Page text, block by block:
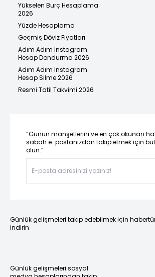
Yükselen Burç Hesaplama
2026
Yüzde Hesaplama
Geçmiş Döviz Fiyatları
Adım Adım Instagram
Hesap Dondurma 2026
Adım Adım Instagram
Hesap Silme 2026
Resmi Tatil Takvimi 2026
“Günün manşetlerini ve en çok okunan
sabah e-postanızdan takip etmek için
olun.”
Günlük gelişmeleri takip edebilmek için
indirin
Günlük gelişmeleri sosyal